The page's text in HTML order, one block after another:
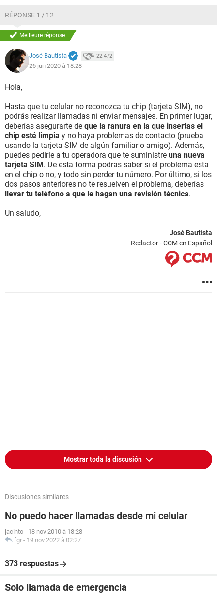
RÉPONSE 1 / 12
Meilleure réponse
José Bautista 22.472
26 jun 2020 à 18:28
Hola,
Hasta que tu celular no reconozca tu chip (tarjeta SIM), no
podrás realizar llamadas ni enviar mensajes. En primer lugar,
deberías asegurarte de que la ranura en la que insertas el
chip esté limpia y no haya problemas de contacto (prueba
usando la tarjeta SIM de algún familiar o amigo). Además,
puedes pedirle a tu operadora que te suministre una nueva
tarjeta SIM. De esta forma podrás saber si el problema está
en el chip o no, y todo sin perder tu número. Por último, si los
dos pasos anteriores no te resuelven el problema, deberías
llevar tu teléfono a que le hagan una revisión técnica.
Un saludo,
José Bautista
Redactor - CCM en Español
Mostrar toda la discusión
Discusiones similares
No puedo hacer llamadas desde mi celular
jacinto - 18 nov 2010 à 18:28
fgr - 19 nov 2022 à 02:27
373 respuestas
Solo llamada de emergencia